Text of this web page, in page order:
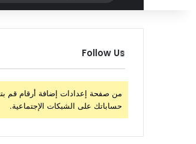
عن
Follow Us
من صفحة إعدادات إضافة أرقام قم
حساباتك على الشبكات الإجتماعية.